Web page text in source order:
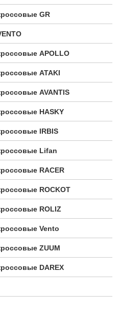
GR
APOLLO
ATAKI
AVANTIS
HASKY
IRBIS
Lifan
RACER
ROCKOT
ROLIZ
Vento
ZUUM
DAREX